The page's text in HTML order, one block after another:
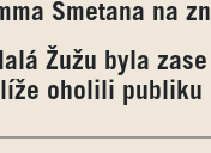
Smetana na
Žužu byla
oholili publiku